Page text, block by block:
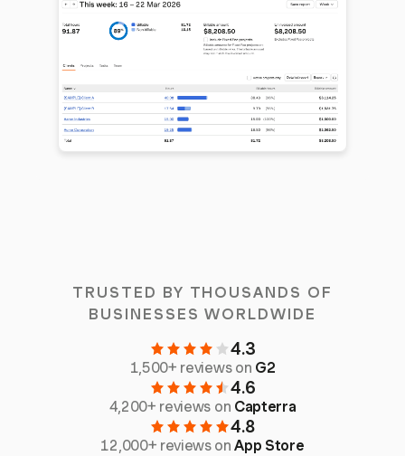
TRUSTED BY THOUSANDS OF
BUSINESSES WORLDWIDE
4.3
1,500+ reviews on G2
4.6
4,200+ reviews on Capterra
4.8
12,000+ reviews onApp Store